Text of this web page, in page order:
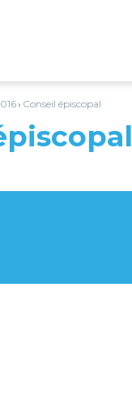
› Conseil épiscopal